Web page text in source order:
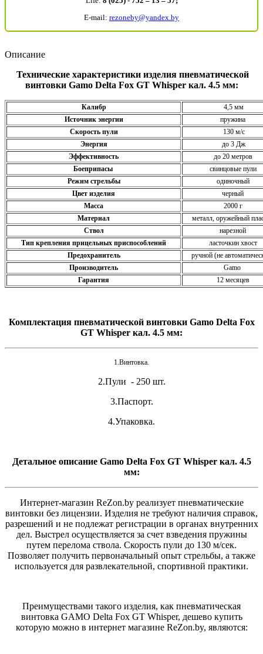
E-mail: rezoneby@yandex.by
Описание
Технические характеристики изделия пневматической
винтовки Gamo Delta Fox GT Whisper кал. 4.5 мм:
Калибр
4,5 мм
Источник энергии
пружина
Скорость пули
130 м/с
Энергия
до 3 Дж
Эффективность
до 20 метров
Боеприпасы
свинцовые пули
Режим стрельбы
одиночный
Цвет изделия
черный
Масса
2000 г
Материал
металл, оружейный
Ствол
нарезной
Тип крепления прицельных приспособлений
ласточкин хвост
Предохранитель
ручной (не
Производитель
Gamo
Гарантия
12 месяцев
Комплектация пневматической винтовки Gamo Delta Fox
GT Whisper кал. 4.5 мм:
1.Винтовка.
2.Пули - 250 шт.
3.Паспорт.
4.Упаковка.
Детальное описание Gamo Delta Fox GT Whisper кал. 4.5
мм:
Интернет-магазин ReZon.by реализует пневматические
винтовки без лицензии. Изделия не требуют наличия справок,
разрешений и не подлежат регистрации в органах внутренних
дел. Выстрел осуществляется за счет взведения пружины
путем перелома ствола. Скорость пули до 130 м/сек.
Позволяет получить первоначальный опыт стрельбы, а также
используется для развлекательной, спортивной практики.
Преимуществами такого изделия, как пневматическая
винтовка GAMO Delta Fox GT Whisper, дешево купить
которую можно в интернет магазине ReZon.by, являются: